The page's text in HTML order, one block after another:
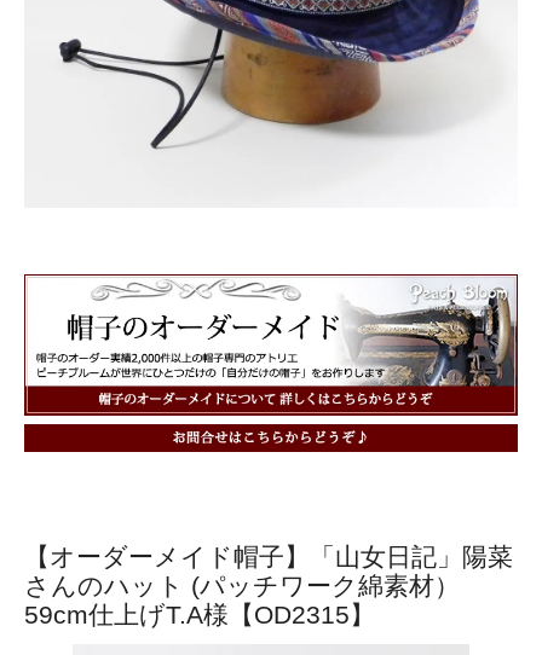
【オーダーメイド帽子】「山女日記」陽菜
さんのハット (パッチワーク綿素材）
59cm仕上げT.A様【OD2315】